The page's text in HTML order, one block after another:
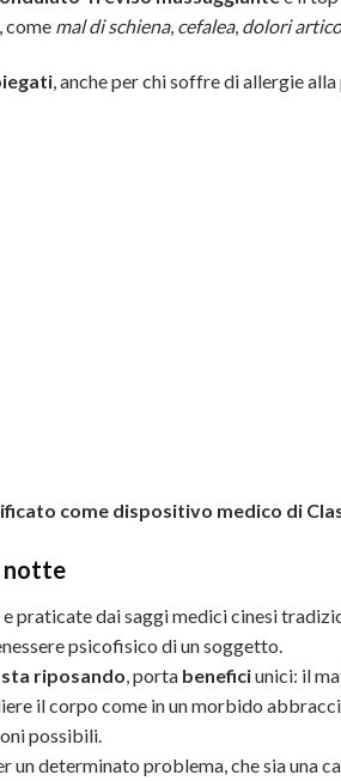
come mal di schiena, cefalea, dolori
, anche per chi soffre di allergie
come dispositivo medico di
notte
praticate dai saggi medici cinesi
psicofisico di un soggetto.
riposando , porta beneficiunici: il
il corpo come in un morbido
possibili.
un determinato problema, che sia una